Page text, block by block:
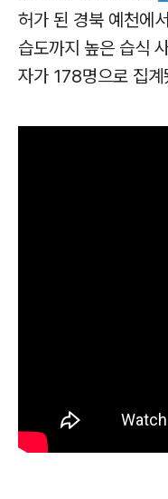
허가 된 경북 예천에
습도까지 높은 습식
자가 178명으로 집계